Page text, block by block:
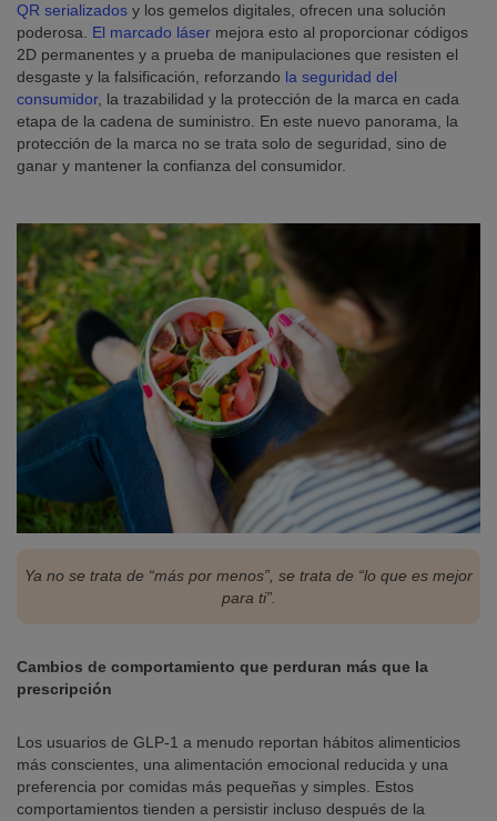
QR serializados y los gemelos digitales, ofrecen una solución
poderosa. El marcado láser mejora esto al proporcionar códigos
2D permanentes y a prueba de manipulaciones que resisten el
desgaste y la falsificación, reforzando la seguridad del
consumidor, la trazabilidad y la protección de la marca en cada
etapa de la cadena de suministro. En este nuevo panorama, la
protección de la marca no se trata solo de seguridad, sino de
ganar y mantener la confianza del consumidor.
Ya no se trata de “más por menos”, se trata de “lo que es mejor
para ti”.
Cambios de comportamiento que perduran más que la
prescripción
Los usuarios de GLP-1 a menudo reportan hábitos alimenticios
más conscientes, una alimentación emocional reducida y una
preferencia por comidas más pequeñas y simples. Estos
comportamientos tienden a persistir incluso después de la